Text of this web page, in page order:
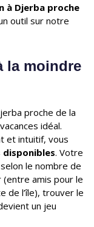
à Djerba proche
outil sur notre
la moindre
proche de la
idéal.
et intuitif, vous
disponibles. Votre
le nombre de
amis pour le
de l’île), trouver le
un jeu